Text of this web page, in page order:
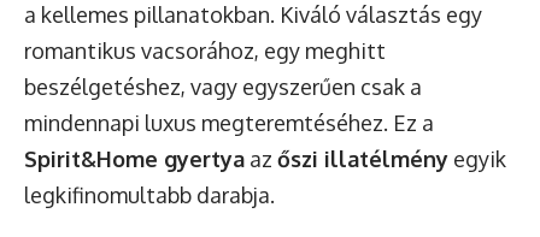
a kellemes pillanatokban. Kiváló választás egy
romantikus vacsorához, egy meghitt
beszélgetéshez, vagy egyszerűen csak a
mindennapi luxus megteremtéséhez. Ez a
Spirit&Home gyertya az őszi illatélmény egyik
legkifinomultabb darabja.